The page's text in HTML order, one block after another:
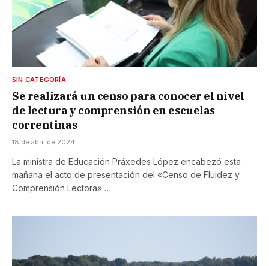
SIN CATEGORÍA
Se realizará un censo para conocer el nivel
de lectura y comprensión en escuelas
correntinas
18 de abril de 2024
La ministra de Educación Práxedes López encabezó esta
mañana el acto de presentación del «Censo de Fluidez y
Comprensión Lectora»…